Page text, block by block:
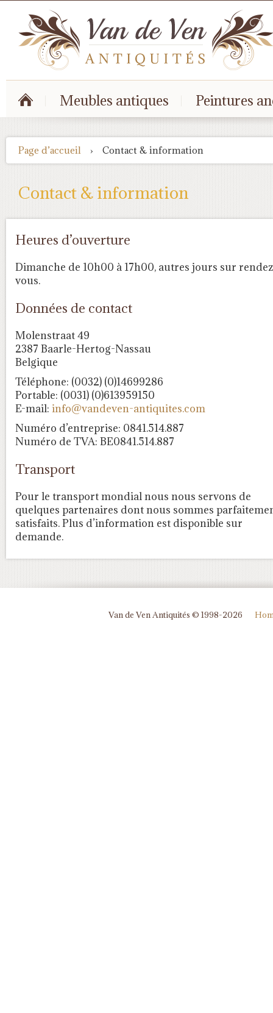
Meubles antiques Peintures
Page d’accueil › Contact & information
Contact & information
Heures d’ouverture
Dimanche de 10h00 à 17h00, autres jours sur
vous.
Données de contact
Molenstraat 49
2387 Baarle-Hertog-Nassau
Belgique
Téléphone: (0032) (0)14699286
Portable: (0031) (0)613959150
E-mail: info@vandeven-antiquites.com
Numéro d’entreprise: 0841.514.887
Numéro de TVA: BE0841.514.887
Transport
Pour le transport mondial nous nous servons de
quelques partenaires dont nous sommes
satisfaits. Plus d’information est disponible sur
demande.
Van de Ven Antiquités © 1998-2026